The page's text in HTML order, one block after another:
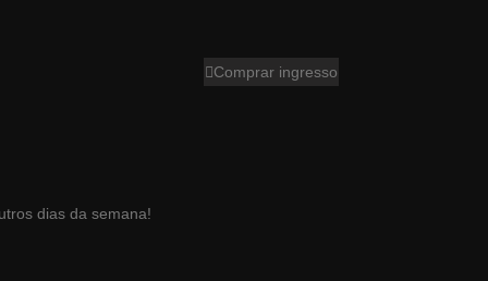
Comprar ingresso
dias da semana!